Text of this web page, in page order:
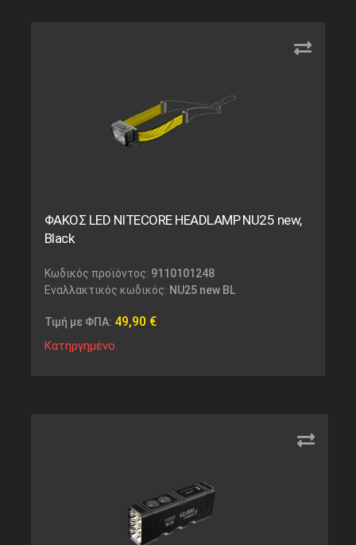
ΦΑΚΟΣ LED NITECORE HEADLAMP NU25 new,
Black
Κωδικός προϊόντος: 9110101248
Εναλλακτικός κωδικός: NU25 new BL
Τιμή με ΦΠΑ: 49,90 €
Κατηργημένο